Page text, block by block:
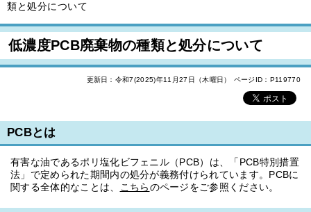
類と処分について
低濃度PCB廃棄物の種類と処分について
更新日：令和7(2025)年11月27日（木曜日） ページID：P119770
PCBとは
有害な油であるポリ塩化ビフェニル（PCB）は、「PCB特別措置
法」で定められた期間内の処分が義務付けられています。PCBに
関する全体的なことは、
こちらのページをご参照ください。